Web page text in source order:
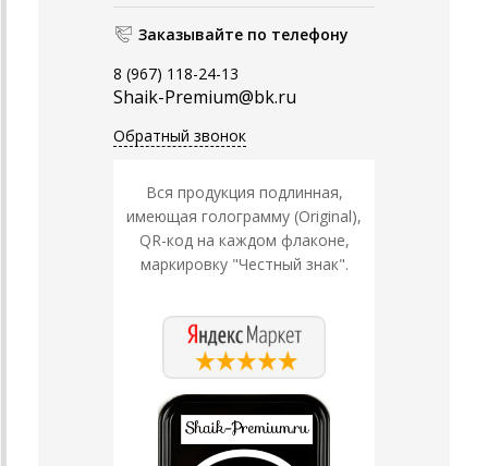
Заказывайте по телефону
8 (967) 118-24-13
Shaik-Premium@bk.ru
Обратный звонок
Вся продукция подлинная,
имеющая голограмму (Original),
QR-код на каждом флаконе,
маркировку "Честный знак".